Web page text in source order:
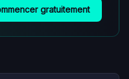
gratuitement